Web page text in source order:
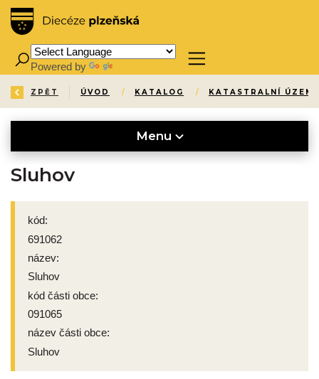
Powered by
ZPĚT ÚVOD / KATALOG / KATASTRALNÍ ÚZEMÍ
Menu
Sluhov
kód:
691062
název:
Sluhov
kód části obce:
091065
název části obce:
Sluhov